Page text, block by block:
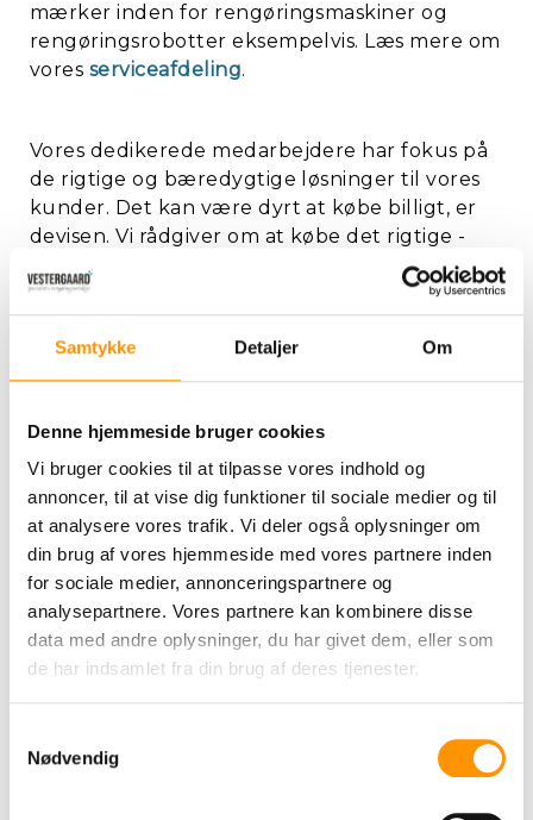
Samtykke Detaljer Om
Denne hjemmeside bruger cookies
Vi bruger cookies til at tilpasse vores indhold og
annoncer, til at vise dig funktioner til sociale medier og til
at analysere vores trafik. Vi deler også oplysninger om
din brug af vores hjemmeside med vores partnere inden
for sociale medier, annonceringspartnere og
analysepartnere. Vores partnere kan kombinere disse
data med andre oplysninger, du har givet dem, eller som
de har indsamlet fra din brug af deres tjenester.
Nødvendig
mærker inden for rengøringsmaskiner og
rengøringsrobotter eksempelvis. Læs mere om
vores serviceafdeling.
Vores dedikerede medarbejdere har fokus på
de rigtige og bæredygtige løsninger til vores
kunder. Det kan være dyrt at købe billigt, er
devisen. Vi rådgiver om at købe det rigtige -
hverken det dyreste eller det billigste, men
det der dur. Kort og godt. Rene ord for
pengene. Det er, hvad du får hos Vestergaard
Nustrup.
Firmaet ejes fortsat af familien Vestergaard,
søskendeparret Susanne og Carsten
Vestergaard, som er 2. generation i
virksomheden. Derudover er Rene Bendtsen
fra serviceafdelingen også medejer gennem
mange år.
Selskabet blev grundlagt i Sønderjylland i
1959. Her er det fortsat rodfæstet. Her har vi
er vores kunder også. Det er kendetegnet for
Vestergaard Nustrup.